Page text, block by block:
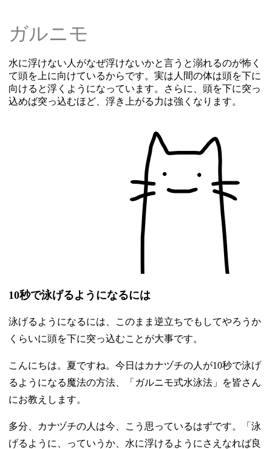
ガルニモ
水に浮けない人がなぜ浮けないかと言うと溺れるのが怖く
て頭を上に向けているからです。実は人間の体は頭を下に
向けると浮くようになっています。さらに、頭を下に突っ
込めば突っ込むほど、浮き上がる力は強くなります。
10秒で泳げるようになるには
泳げるようになるには、このまま逆立ちでもしてやろうか
くらいに頭を下に突っ込むことが大事です。
こんにちは。夏ですね。今日はカナヅチの人が10秒で泳げ
るようになる魔法の方法、「ガルニモ式水泳法」を皆さん
にお教えします。
多分、カナヅチの人は今、こう思っているはずです。「泳
げるように、っていうか、水に浮けるようにさえなれば良